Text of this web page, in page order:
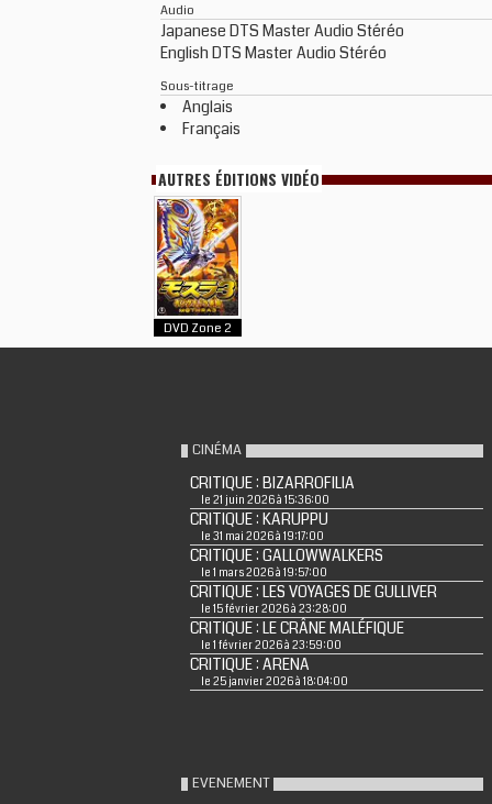
Audio
Japanese DTS Master Audio Stéréo
English DTS Master Audio Stéréo
Sous-titrage
Anglais
Français
AUTRES ÉDITIONS VIDÉO
DVD Zone 2
CINÉMA
CRITIQUE : BIZARROFILIA
le 21 juin 2026 à 15:36:00
CRITIQUE : KARUPPU
le 31 mai 2026 à 19:17:00
CRITIQUE : GALLOWWALKERS
le 1 mars 2026 à 19:57:00
CRITIQUE : LES VOYAGES DE GULLIVER
le 15 février 2026 à 23:28:00
CRITIQUE : LE CRÂNE MALÉFIQUE
le 1 février 2026 à 23:59:00
CRITIQUE : ARENA
le 25 janvier 2026 à 18:04:00
EVENEMENT